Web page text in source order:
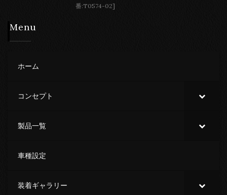
番:T0574-02]
Menu
ホーム
コンセプト
製品一覧
車種設定
装着ギャラリー